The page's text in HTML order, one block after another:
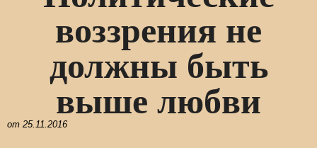
воззрения не
должны быть
выше любви
от 25.11.2016